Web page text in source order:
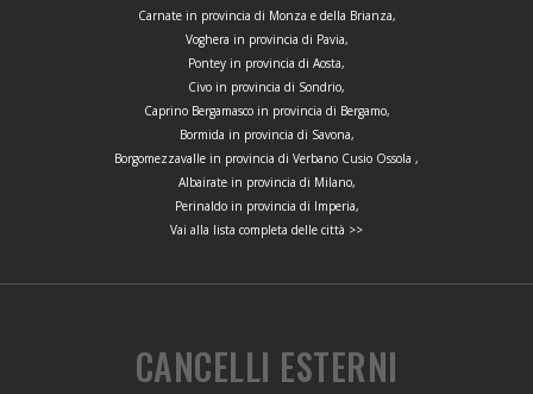
Carnate in provincia di Monza e della Brianza,
Voghera in provincia di Pavia,
Pontey in provincia di Aosta,
Civo in provincia di Sondrio,
Caprino Bergamasco in provincia di Bergamo,
Bormida in provincia di Savona,
Borgomezzavalle in provincia di Verbano Cusio Ossola ,
Albairate in provincia di Milano,
Perinaldo in provincia di Imperia,
Vai alla lista completa delle città >>
CANCELLI ESTERNI